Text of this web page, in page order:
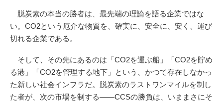
脱炭素の本当の勝者は、最先端の理論を語る企業ではな
い。CO2という厄介な物質を、確実に、安全に、安く、運び
切れる企業である。
そして、その先にあるのは「CO2を運ぶ船」「CO2を貯め
る港」「CO2を管理する地下」という、かつて存在しなかっ
た新しい社会インフラだ。脱炭素のラストワンマイルを制し
た者が、次の市場を制する――CCSの勝負は、いままさにそ